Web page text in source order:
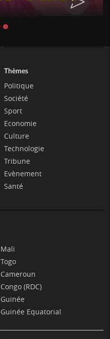
Thèmes
Politique
Société
Sport
Economie
Culture
Technologie
Tribune
Evènement
Santé
Mali
Togo
Cameroun
Congo (RDC)
Guinée
Guinée Equatorial